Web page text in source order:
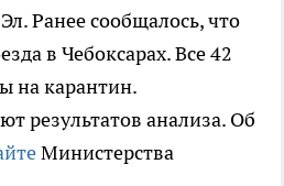
Ранее сообщалось, что
в Чебоксарах. Все 42
на карантин.
результатов анализа. Об
Министерства